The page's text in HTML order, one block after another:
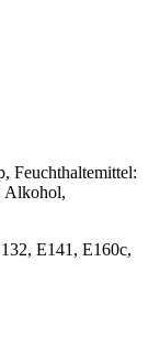
Feuchthaltemittel:
Alkohol,
E141, E160c,